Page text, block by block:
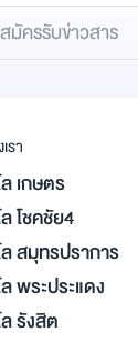
รา
ล เกษตร
ล โชคชัย4
ล สมุทรปราการ
ล พระประแดง
ล รังสิต